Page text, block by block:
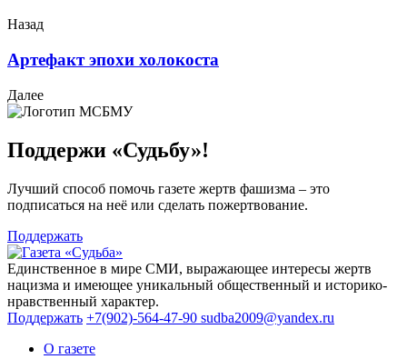
Назад
Артефакт эпохи холокоста
Далее
Поддержи «Судьбу»!
Лучший способ помочь газете жертв фашизма – это
подписаться на неё или сделать пожертвование.
Поддержать
Единственное в мире СМИ, выражающее интересы жертв
нацизма и имеющее уникальный общественный и историко-
нравственный характер.
Поддержать +7(902)-564-47-90 sudba2009@yandex.ru
О газете